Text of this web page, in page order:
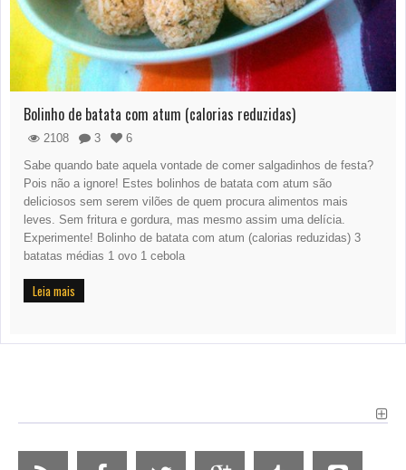
Bolinho de batata com atum (calorias reduzidas)
2108 3
6
Sabe quando bate aquela vontade de comer salgadinhos de festa?
Pois não a ignore! Estes bolinhos de batata com atum são
deliciosos sem serem vilões de quem procura alimentos mais
leves. Sem fritura e gordura, mas mesmo assim uma delícia.
Experimente! Bolinho de batata com atum (calorias reduzidas) 3
batatas médias 1 ovo 1 cebola
Leia mais